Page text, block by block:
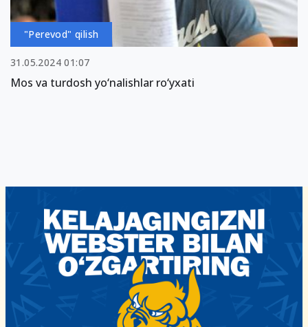
"Perevod" qilish
31.05.2024 01:07
Mos va turdosh yo‘nalishlar ro‘yxati